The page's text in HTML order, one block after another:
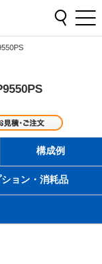
構成例
ョン・消耗品